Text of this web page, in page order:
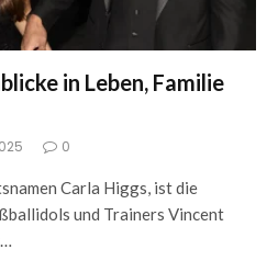
in Leben, Familie
0
Carla Higgs, ist die
und Trainers Vincent